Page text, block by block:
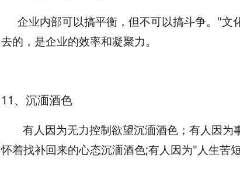
企业内部可以搞平衡，但不可以搞斗争。"
去的，是企业的效率和凝聚力。
11 、沉湎酒色
有人因为无力控制欲望沉湎酒色；有人因为
怀着找补回来的心态沉湎酒色;有人因为"人生苦